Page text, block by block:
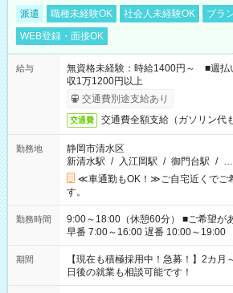
派遣 職種未経験OK 社会人未経験OK
ブラ
WEB登録・面接OK
給与
無資格未経験：時給1400円～ ■週
収1万1200円以上
交通費別途支給あり
交通費 交通費全額支給（ガソリン代
勤務地
静岡市清水区
新清水駅 / 入江岡駅 / 御門台駅 / …
≪車通勤もOK！≫ご自宅近くでご
す。
勤務時間
9:00～18:00（休憩60分） ■ご希望があれば下記シフトもOK！
早番 7:00～16:00 遅番 10:00～19:00 「家族と休みを合わせた
い」 「余裕を持って夕飯の準備がし
たくない」 など、ご希望を教えてくださいね。
の方へ 今ご覧のお仕事で希望する勤
の勤務時間。 合計で週40時間を超え
期間
【現在も積極採用中！急募！】2カ
日後の就業も相談可能です！